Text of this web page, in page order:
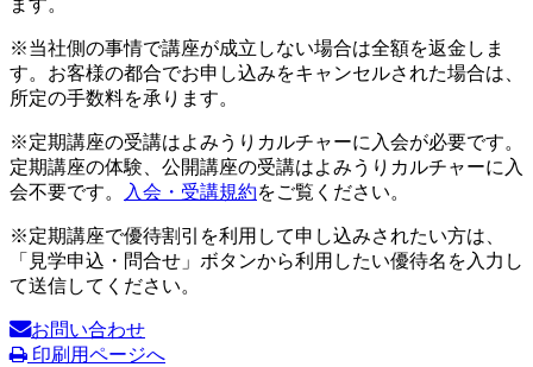
※当社側の事情で講座が成立しない場合は全額を返金しま
す。お客様の都合でお申し込みをキャンセルされた場合は、
所定の手数料を承ります。
※定期講座の受講はよみうりカルチャーに入会が必要です。
定期講座の体験、公開講座の受講はよみうりカルチャーに入
会不要です。
入会・受講規約をご覧ください。
※定期講座で優待割引を利用して申し込みされたい方は、
「見学申込・問合せ」ボタンから利用したい優待名を入力し
て送信してください。
お問い合わせ
印刷用ページへ